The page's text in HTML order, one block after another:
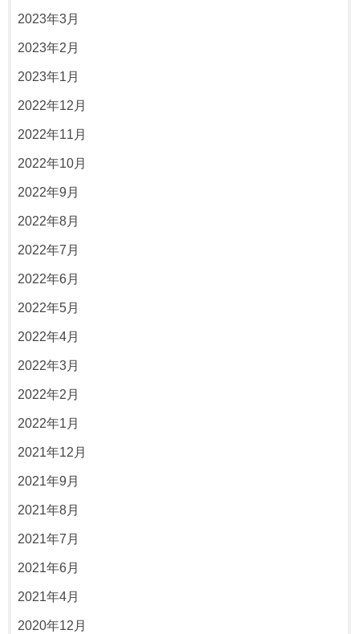
2023年3月
2023年2月
2023年1月
2022年12月
2022年11月
2022年10月
2022年9月
2022年8月
2022年7月
2022年6月
2022年5月
2022年4月
2022年3月
2022年2月
2022年1月
2021年12月
2021年9月
2021年8月
2021年7月
2021年6月
2021年4月
2020年12月